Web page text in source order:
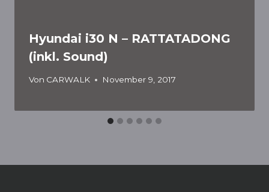
Hyundai i30 N – RATTATADONG
(inkl. Sound)
Von CARWALK November 9, 2017